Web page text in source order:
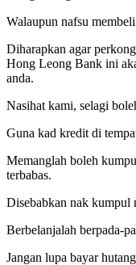
Walaupun nafsu
Diharapkan agar
Hong Leong Bank ini
anda.
Nasihat kami, selagi
Guna kad kredit di
Memanglah boleh
terbabas.
Disebabkan nak kumpul
Berbelanjalah berpada-
Jangan lupa bayar